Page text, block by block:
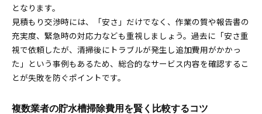
となります。
見積もり交渉時には、「安さ」だけでなく、作業の質や報告書の
充実度、緊急時の対応力なども重視しましょう。過去に「安さ重
視で依頼したが、清掃後にトラブルが発生し追加費用がかかっ
た」という事例もあるため、総合的なサービス内容を確認するこ
とが失敗を防ぐポイントです。
複数業者の貯水槽掃除費用を賢く比較するコツ